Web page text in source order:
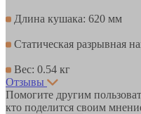
Длина кушака: 620 мм
Статическая разрывная
Вес: 0.54 кг
Отзывы
Помогите другим
кто поделится своим